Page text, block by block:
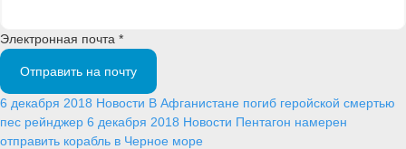
Электронная почта *
Отправить на почту
6 декабря 2018 Новости В Афганистане погиб геройской смертью
пес рейнджер 6 декабря 2018 Новости Пентагон намерен
отправить корабль в Черное море